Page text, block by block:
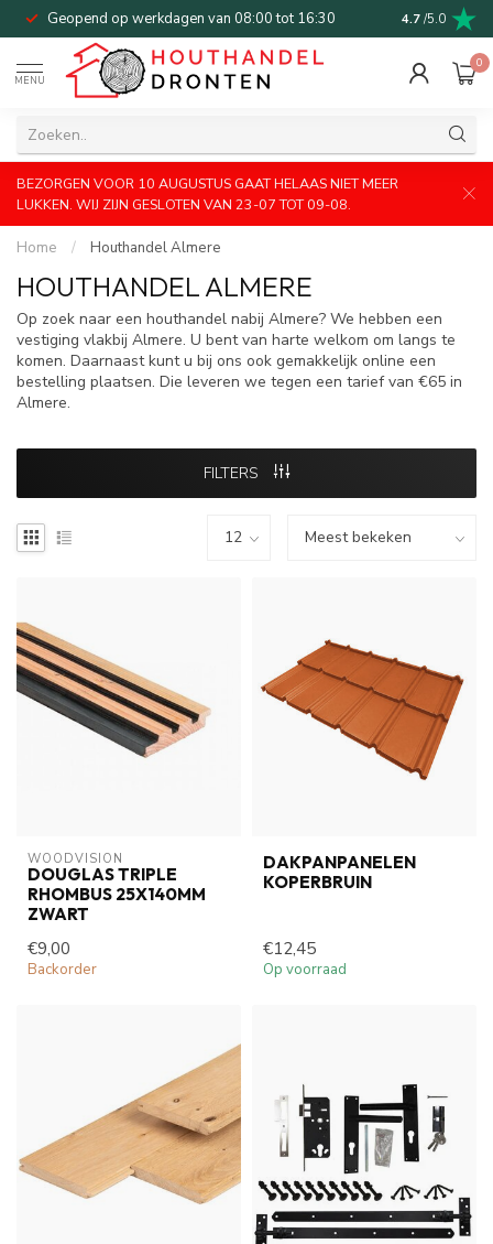
Geopend op werkdagen van 08:00 tot 16:30 Bel of mail
4.7 /5.0
MENU
0
BEZORGEN VOOR 10 AUGUSTUS GAAT HELAAS NIET MEER
LUKKEN. WIJ ZIJN GESLOTEN VAN 23-07 TOT 09-08.
Home / Houthandel Almere
HOUTHANDEL ALMERE
Op zoek naar een houthandel nabij Almere? We hebben een
vestiging vlakbij Almere. U bent van harte welkom om langs te
komen. Daarnaast kunt u bij ons ook gemakkelijk online een
bestelling plaatsen. Die leveren we tegen een tarief van €65 in
Almere.
FILTERS
WOODVISION
DOUGLAS TRIPLE
RHOMBUS 25X140MM
ZWART
€9,00
Backorder
DAKPANPANELEN
KOPERBRUIN
€12,45
Op voorraad